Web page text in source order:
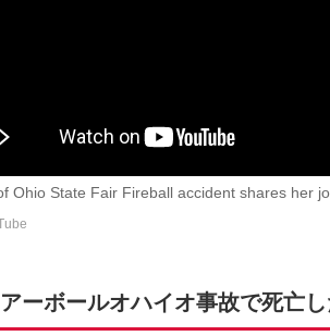
Ohio State Fair Fireball accident shares her
ーボールオハイオ事故で死亡